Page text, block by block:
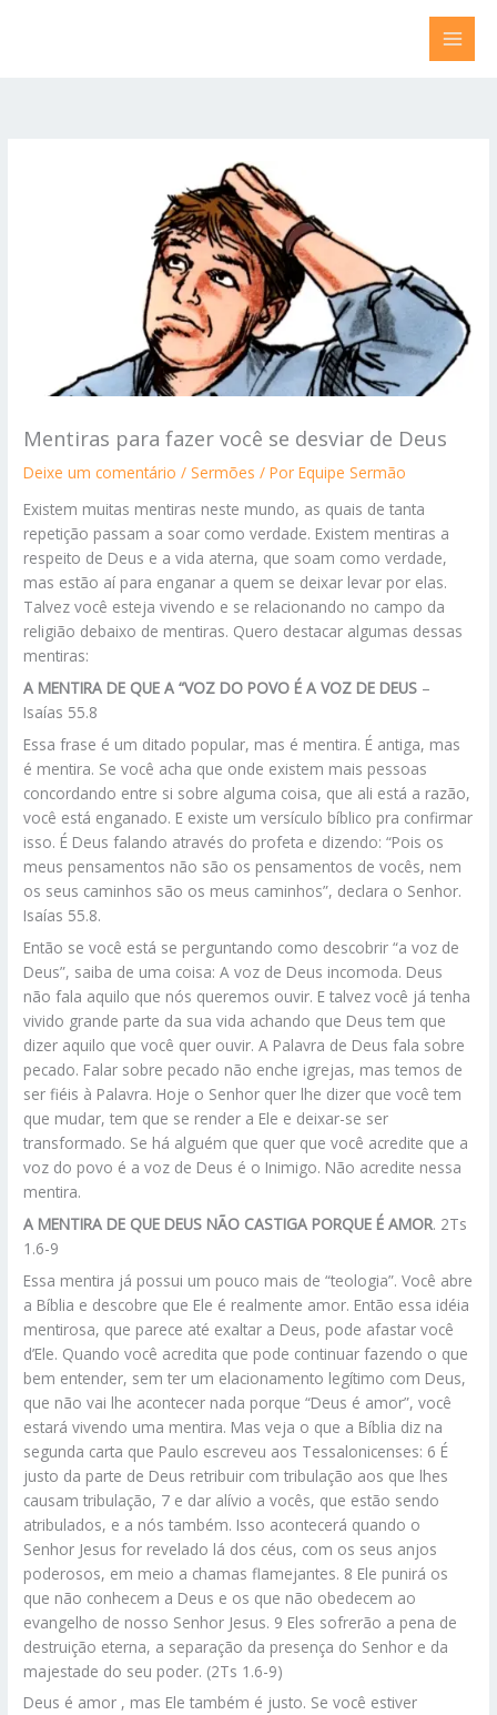
Mentiras para fazer você se desviar de Deus
Deixe um comentário /Sermões / PorEquipe Sermão
Existem muitas mentiras neste mundo, as quais de tanta
repetição passam a soar como verdade. Existem mentiras a
respeito de Deus e a vida aterna, que soam como verdade,
mas estão aí para enganar a quem se deixar levar por elas.
Talvez você esteja vivendo e se relacionando no campo da
religião debaixo de mentiras. Quero destacar algumas dessas
mentiras:
A MENTIRA DE QUE A “VOZ DO POVO É A VOZ DE DEUS –
Isaías 55.8
Essa frase é um ditado popular, mas é mentira. É antiga, mas
é mentira. Se você acha que onde existem mais pessoas
concordando entre si sobre alguma coisa, que ali está a razão,
você está enganado. E existe um versículo bíblico pra confirmar
isso. É Deus falando através do profeta e dizendo: “Pois os
meus pensamentos não são os pensamentos de vocês, nem
os seus caminhos são os meus caminhos”, declara o Senhor.
Isaías 55.8.
Então se você está se perguntando como descobrir “a voz de
Deus”, saiba de uma coisa: A voz de Deus incomoda. Deus
não fala aquilo que nós queremos ouvir. E talvez você já tenha
vivido grande parte da sua vida achando que Deus tem que
dizer aquilo que você quer ouvir. A Palavra de Deus fala sobre
pecado. Falar sobre pecado não enche igrejas, mas temos de
ser fiéis à Palavra. Hoje o Senhor quer lhe dizer que você tem
que mudar, tem que se render a Ele e deixar-se ser
transformado. Se há alguém que quer que você acredite que a
voz do povo é a voz de Deus é o Inimigo. Não acredite nessa
mentira.
A MENTIRA DE QUE DEUS NÃO CASTIGA PORQUE É AMOR. 2Ts
1.6-9
Essa mentira já possui um pouco mais de “teologia”. Você abre
a Bíblia e descobre que Ele é realmente amor. Então essa idéia
mentirosa, que parece até exaltar a Deus, pode afastar você
d’Ele. Quando você acredita que pode continuar fazendo o que
bem entender, sem ter um elacionamento legítimo com Deus,
que não vai lhe acontecer nada porque “Deus é amor”, você
estará vivendo uma mentira. Mas veja o que a Bíblia diz na
segunda carta que Paulo escreveu aos Tessalonicenses: 6 É
justo da parte de Deus retribuir com tribulação aos que lhes
causam tribulação, 7 e dar alívio a vocês, que estão sendo
atribulados, e a nós também. Isso acontecerá quando o
Senhor Jesus for revelado lá dos céus, com os seus anjos
poderosos, em meio a chamas flamejantes. 8 Ele punirá os
que não conhecem a Deus e os que não obedecem ao
evangelho de nosso Senhor Jesus. 9 Eles sofrerão a pena de
destruição eterna, a separação da presença do Senhor e da
majestade do seu poder. (2Ts 1.6-9)
Deus é amor , mas Ele também é justo. Se você estiver